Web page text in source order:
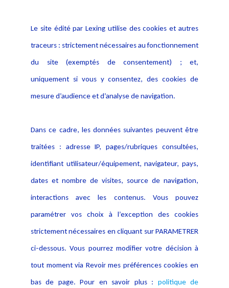
Alerte professionnelle
Déclaration d'accessibilité
Notice Légale
Politique de protection des
données
Publications
Le site édité par Lexing utilise des cookies et autres
traceurs : strictement nécessaires au fonctionnement
du site (exemptés de consentement) ; et,
uniquement si vous y consentez, des cookies de
mesure d’audience et d’analyse de navigation.
Dans ce cadre, les données suivantes peuvent être
traitées : adresse IP, pages/rubriques consultées,
identifiant utilisateur/équipement, navigateur, pays,
dates et nombre de visites, source de navigation,
interactions avec les contenus. Vous pouvez
paramétrer vos choix à l’exception des cookies
strictement nécessaires en cliquant sur PARAMETRER
ci-dessous. Vous pourrez modifier votre décision à
tout moment via Revoir mes préférences cookies en
bas de page. Pour en savoir plus : politique de